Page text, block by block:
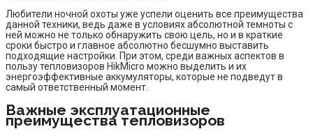
Любители ночной охоты уже успели оценить все преимущества
данной техники, ведь даже в условиях абсолютной темноты с
ней можно не только обнаружить свою цель, но и в краткие
сроки быстро и главное абсолютно бесшумно выставить
подходящие настройки. При этом, среди важных аспектов в
пользу тепловизоров HikMicro можно выделить и их
энергоэффективные аккумуляторы, которые не подведут в
самый ответственный момент.
Важные эксплуатационные
преимущества тепловизоров